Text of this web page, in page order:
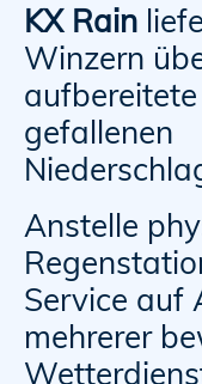
KX Rain
Winzern
gefallenen
Anstelle
Service auf
mehrerer